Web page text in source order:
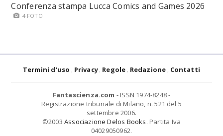
Conferenza stampa Lucca Comics and Games 2026
4 FOTO
Termini d'uso Privacy Regole Redazione Contatti
Fantascienza.com - ISSN 1974-8248 -
Registrazione tribunale di Milano, n. 521 del 5
settembre 2006.
©2003 Associazione Delos Books. Partita Iva
04029050962.